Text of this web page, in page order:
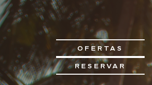
OFERTAS
RESERVAR